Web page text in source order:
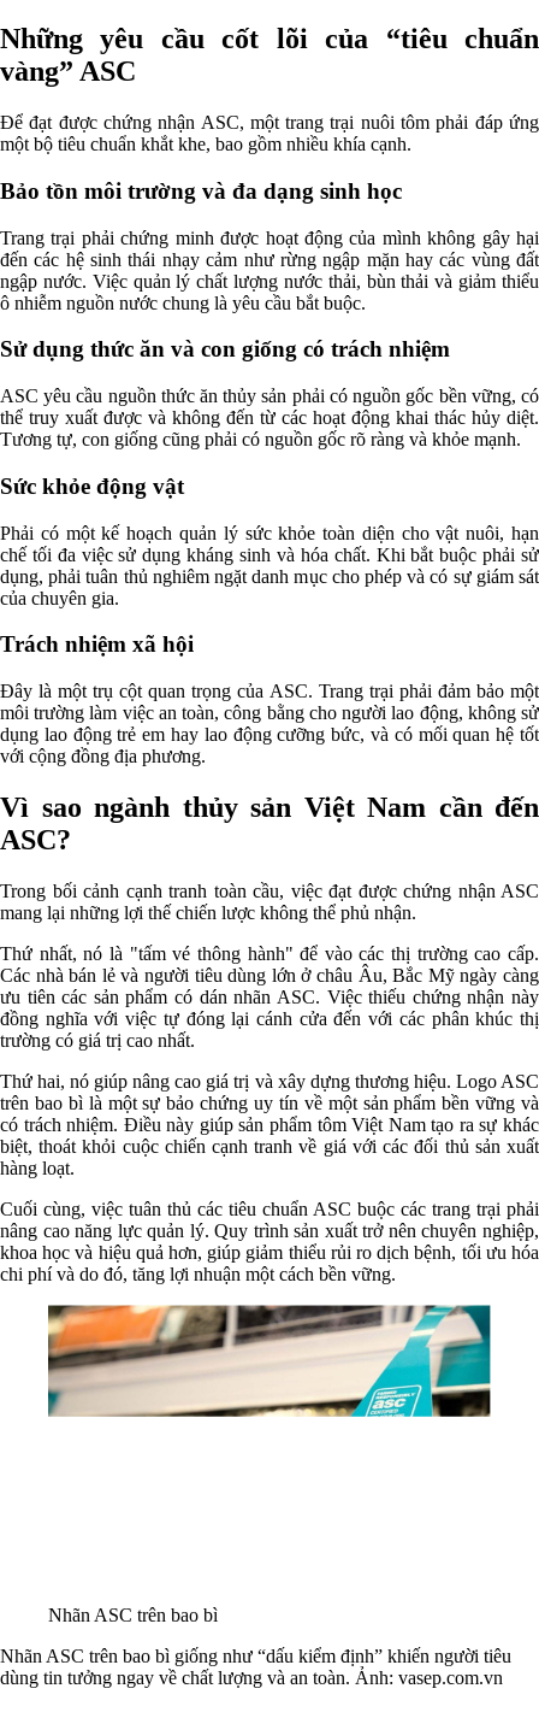
Những yêu cầu cốt lõi của “tiêu chuẩn
vàng” ASC
Để đạt được chứng nhận ASC, một trang trại nuôi tôm phải đáp ứng
một bộ tiêu chuẩn khắt khe, bao gồm nhiều khía cạnh.
Bảo tồn môi trường và đa dạng sinh học
Trang trại phải chứng minh được hoạt động của mình không gây hại
đến các hệ sinh thái nhạy cảm như rừng ngập mặn hay các vùng đất
ngập nước. Việc quản lý chất lượng nước thải, bùn thải và giảm thiểu
ô nhiễm nguồn nước chung là yêu cầu bắt buộc.
Sử dụng thức ăn và con giống có trách nhiệm
ASC yêu cầu nguồn thức ăn thủy sản phải có nguồn gốc bền vững, có
thể truy xuất được và không đến từ các hoạt động khai thác hủy diệt.
Tương tự, con giống cũng phải có nguồn gốc rõ ràng và khỏe mạnh.
Sức khỏe động vật
Phải có một kế hoạch quản lý sức khỏe toàn diện cho vật nuôi, hạn
chế tối đa việc sử dụng kháng sinh và hóa chất. Khi bắt buộc phải sử
dụng, phải tuân thủ nghiêm ngặt danh mục cho phép và có sự giám sát
của chuyên gia.
Trách nhiệm xã hội
Đây là một trụ cột quan trọng của ASC. Trang trại phải đảm bảo một
môi trường làm việc an toàn, công bằng cho người lao động, không sử
dụng lao động trẻ em hay lao động cưỡng bức, và có mối quan hệ tốt
với cộng đồng địa phương.
Vì sao ngành thủy sản Việt Nam cần đến
ASC?
Trong bối cảnh cạnh tranh toàn cầu, việc đạt được chứng nhận ASC
mang lại những lợi thế chiến lược không thể phủ nhận.
Thứ nhất, nó là "tấm vé thông hành" để vào các thị trường cao cấp.
Các nhà bán lẻ và người tiêu dùng lớn ở châu Âu, Bắc Mỹ ngày càng
ưu tiên các sản phẩm có dán nhãn ASC. Việc thiếu chứng nhận này
đồng nghĩa với việc tự đóng lại cánh cửa đến với các phân khúc thị
trường có giá trị cao nhất.
Thứ hai, nó giúp nâng cao giá trị và xây dựng thương hiệu. Logo ASC
trên bao bì là một sự bảo chứng uy tín về một sản phẩm bền vững và
có trách nhiệm. Điều này giúp sản phẩm tôm Việt Nam tạo ra sự khác
biệt, thoát khỏi cuộc chiến cạnh tranh về giá với các đối thủ sản xuất
hàng loạt.
Cuối cùng, việc tuân thủ các tiêu chuẩn ASC buộc các trang trại phải
nâng cao năng lực quản lý. Quy trình sản xuất trở nên chuyên nghiệp,
khoa học và hiệu quả hơn, giúp giảm thiểu rủi ro dịch bệnh, tối ưu hóa
chi phí và do đó, tăng lợi nhuận một cách bền vững.
Nhãn ASC trên bao bì
Nhãn ASC trên bao bì giống như “dấu kiểm định” khiến người tiêu
dùng tin tưởng ngay về chất lượng và an toàn. Ảnh: vasep.com.vn